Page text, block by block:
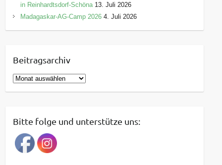
in Reinhardtsdorf-Schöna 13. Juli 2026
Madagaskar-AG-Camp 2026 4. Juli 2026
Beitragsarchiv
B
e
r
a
g
Bitte folge und unterstütze uns: